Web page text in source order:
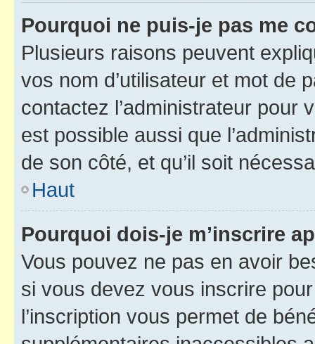
Pourquoi ne puis-je pas me
Plusieurs raisons peuvent
vos nom d’utilisateur et mot de
contactez l’administrateur pour
est possible aussi que
de son côté, et qu’il soit
Haut
Pourquoi dois-je m’inscrire
Vous pouvez ne pas en avoir
si vous devez vous inscrire
l’inscription vous permet de